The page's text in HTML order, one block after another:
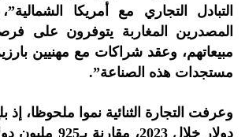
التبادل التجاري مع أمريكا
المصدرين المغاربة يتوفرون على
مبيعاتهم، وعقد شراكات مع مهنيين
مستجدات هذه الصناعة”.
دولار خلال 2023،